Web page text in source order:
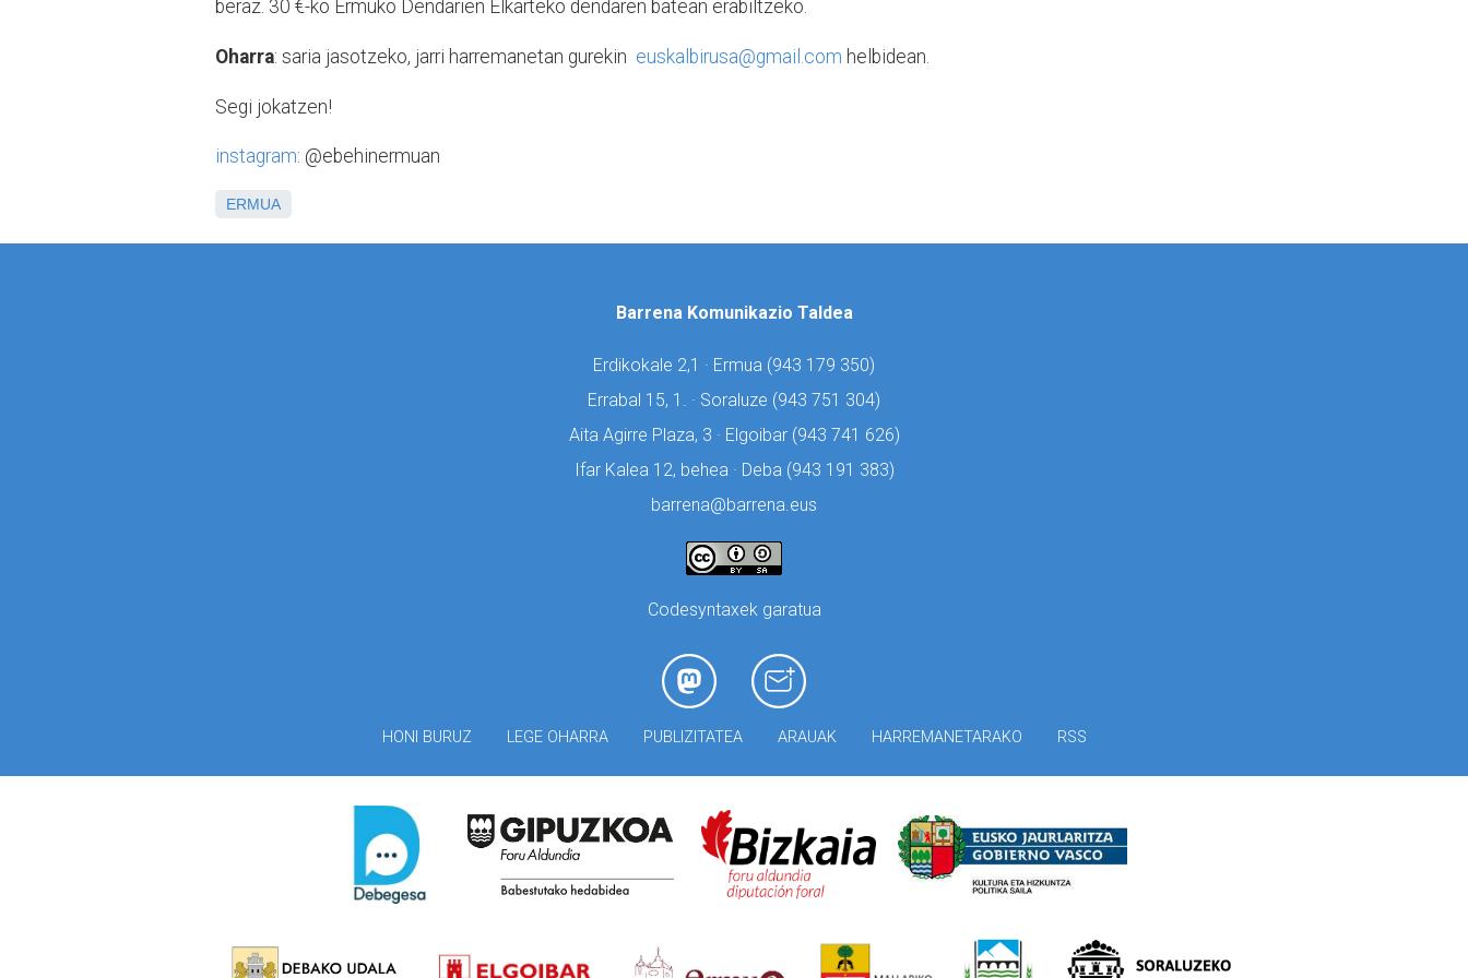
beraz. 30 €-ko Ermuko Dendarien Elkarteko dendaren batean erabiltzeko.
Oharra: saria jasotzeko, jarri harremanetan gurekin euskalbirusa@gmail.com helbidean.
Segi jokatzen!
instagram: @ebehinermuan
ERMUA
Barrena Komunikazio Taldea
Erdikokale 2,1 · Ermua (943 179 350)
Errabal 15, 1. · Soraluze (943 751 304)
Aita Agirre Plaza, 3 · Elgoibar (943 741 626)
Ifar Kalea 12, behea · Deba (943 191 383)
barrena@barrena.eus
Codesyntaxek garatua
HONI BURUZ LEGE OHARRA PUBLIZITATEA ARAUAK HARREMANETARAKO RSS